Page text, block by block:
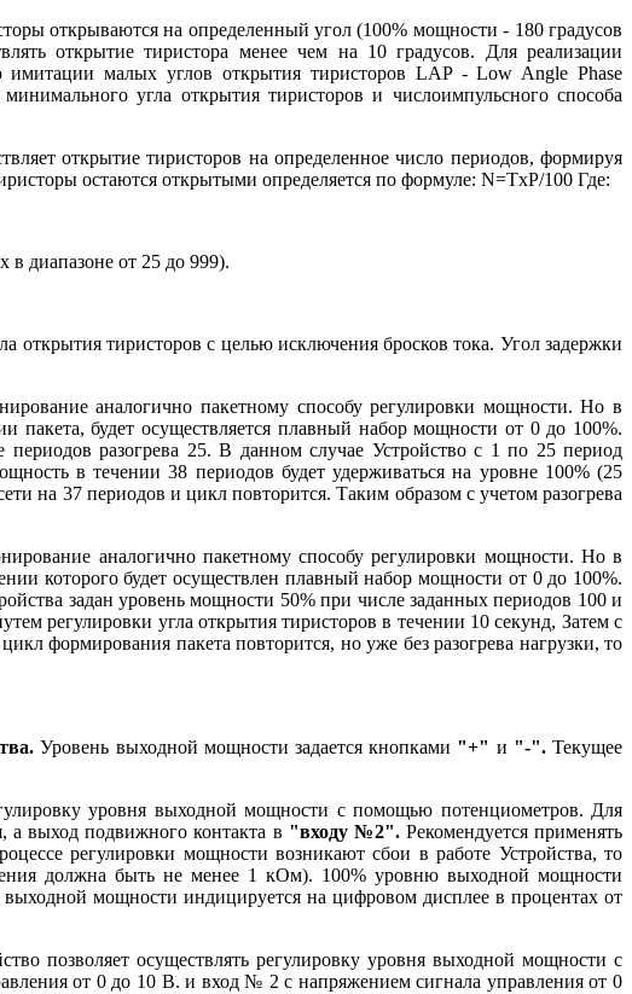
открываются на определенный угол (100% мощности - 180 градусов
открытие тиристора менее чем на 10 градусов. Для реализации
малых углов открытия тиристоров LAP - Low Angle Phase
угла открытия тиристоров и числоимпульсного способа
открытие тиристоров на определенное число периодов, формируя
остаются открытыми определяется по формуле: N=TxP/100 Где:
в диапазоне от 25 до 999).
открытия тиристоров с целью исключения бросков тока. Угол задержки
аналогично пакетному способу регулировки мощности. Но в
пакета, будет осуществляется плавный набор мощности от 0 до 100%.
разогрева 25. В данном случае Устройство с 1 по 25 период
в течении 38 периодов будет удерживаться на уровне 100% (25
на 37 периодов и цикл повторится. Таким образом с учетом разогрева
аналогично пакетному способу регулировки мощности. Но в
которого будет осуществлен плавный набор мощности от 0 до 100%.
задан уровень мощности 50% при числе заданных периодов 100 и
регулировки угла открытия тиристоров в течении 10 секунд, Затем с
формирования пакета повторится, но уже без разогрева нагрузки, то
Уровень выходной мощности задается кнопками "+" и "-".Текущее
уровня выходной мощности с помощью потенциометров. Для
а выход подвижного контакта в "входу №2". Рекомендуется применять
регулировки мощности возникают сбои в работе Устройства, то
должна быть не менее 1 кОм). 100% уровню выходной мощности
мощности индицируется на цифровом дисплее в процентах от
позволяет осуществлять регулировку уровня выходной мощности с
от 0 до 10 В. и вход № 2 с напряжением сигнала управления от 0